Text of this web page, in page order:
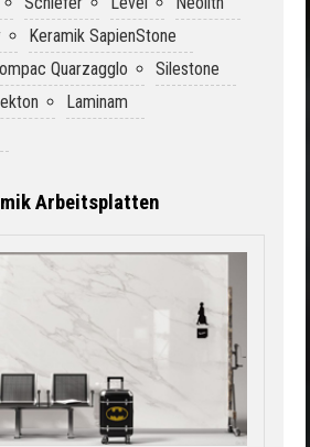
Keramik SapienStone
Quarzagglo
Silestone
Laminam
Arbeitsplatten